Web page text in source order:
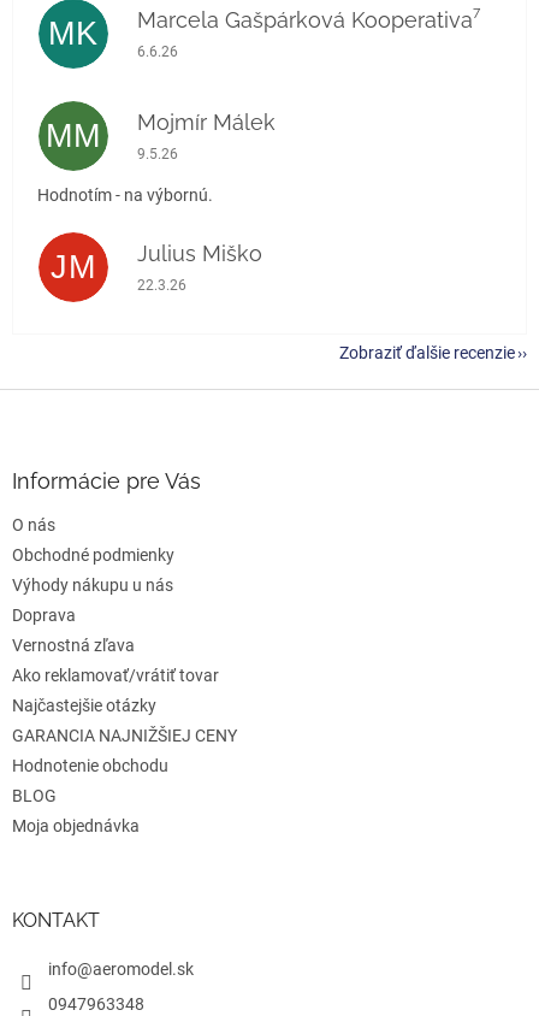
MK Marcela Gašpárková Kooperativa⁷
Hodnotenie obchodu je 5 z 5 hviezdičiek.
6.6.26
MM Mojmír Málek
Hodnotenie obchodu je 5 z 5 hviezdičiek.
9.5.26
Hodnotím - na výbornú.
JM Julius Miško
Hodnotenie obchodu je 5 z 5 hviezdičiek.
22.3.26
Zobraziť ďalšie recenzie
e
Informácie pre Vás
O nás
Obchodné podmienky
Výhody nákupu u nás
Doprava
Vernostná zľava
Ako reklamovať/vrátiť tovar
Najčastejšie otázky
GARANCIA NAJNIŽŠIEJ CENY
Hodnotenie obchodu
BLOG
Moja objednávka
KONTAKT
info@aeromodel.sk
0947963348